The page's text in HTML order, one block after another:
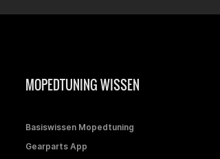
MOPEDTUNING WISSEN
Basiswissen Mopedtuning
Gearparts App